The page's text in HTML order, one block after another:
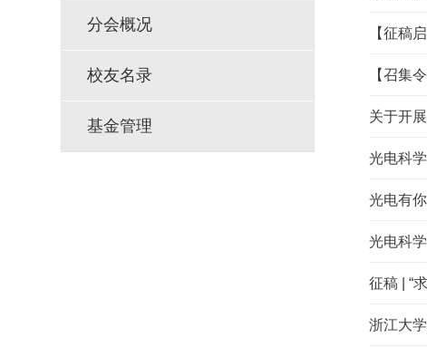
分会概况
校友名录
基金管理
【征稿
【召集
关于开
光电科
光电有
光电科
征稿 | “
浙江大